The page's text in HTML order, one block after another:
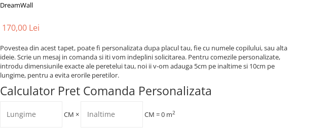
DreamWall
170,00 Lei
Povestea din acest tapet, poate fi personalizata dupa placul tau, fie cu numele copilului, sau alta
ideie. Scrie un mesaj in comanda si iti vom indeplini solicitarea. Pentru comezile personalizate,
introdu dimensiunile exacte ale peretelui tau, noi ii v-om adauga 5cm pe inaltime si 10cm pe
lungime, pentru a evita erorile peretilor.
Calculator Pret Comanda Personalizata
CM × CM =0 m2